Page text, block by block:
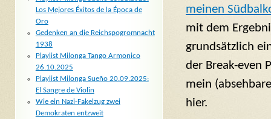
meinen
mit dem
grundsätzlich
der Break-even
mein
hier.
Los Mejores Éxitos de la Época de
Oro
Gedenken an die Reichspogromnacht
1938
Playlist Milonga Tango Armonico
26.10.2025
Playlist Milonga Sueño 20.09.2025:
El Sangre de Violin
Wie ein Nazi-Fakelzug zwei
Demokraten entzweit